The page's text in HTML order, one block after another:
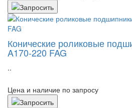
Конические роликовые
A170-220 FAG
..
Цена и наличие по запросу